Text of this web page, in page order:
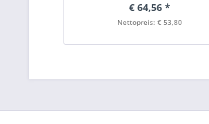
€ 64,56 *
Nettopreis: € 53,80